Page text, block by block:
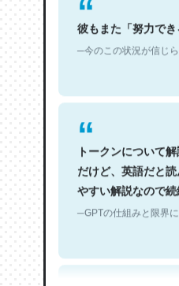
彼もまた「努力で
─今のこの状況が信じ
トークンについて
だけど、英語だと
やすい解説なので
─GPTの仕組みと限界